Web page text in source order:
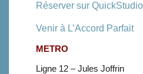
Réserver sur QuickStudio
Venir à L’Accord Parfait
METRO
Ligne 12 – Jules Joffrin